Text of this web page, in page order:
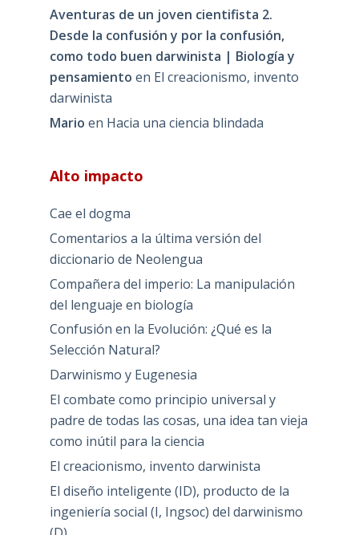
Aventuras de un joven cientifista 2.
Desde la confusión y por la confusión,
como todo buen darwinista | Biología y
pensamiento en El creacionismo, invento
darwinista
Mario en Hacia una ciencia blindada
Alto impacto
Cae el dogma
Comentarios a la última versión del
diccionario de Neolengua
Compañera del imperio: La manipulación
del lenguaje en biología
Confusión en la Evolución: ¿Qué es la
Selección Natural?
Darwinismo y Eugenesia
El combate como principio universal y
padre de todas las cosas, una idea tan vieja
como inútil para la ciencia
El creacionismo, invento darwinista
El diseño inteligente (ID), producto de la
ingeniería social (I, Ingsoc) del darwinismo